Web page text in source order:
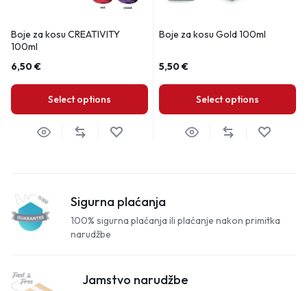
Boje za kosu CREATIVITY
100ml
6,50€
Select options
Boje za kosu Gold 100ml
5,50€
Select options
Sigurna plaćanja
100% sigurna plaćanja ili plaćanje nakon primitka
narudžbe
Jamstvo narudžbe